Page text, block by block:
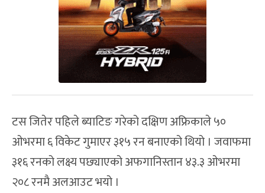
टस जितेर पहिले ब्याटिङ गरेको दक्षिण अफ्रिकाले ५०
ओभरमा ६ विकेट गुमाएर ३१५ रन बनाएको थियो । जवाफमा
३१६ रनको लक्ष्य पछ्याएको अफगानिस्तान ४३.३ ओभरमा
२०८ रनमै अलआउट भयो ।